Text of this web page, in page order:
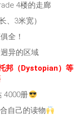
4楼的走廊
、3米宽）
全！
异的区域
邦（Dystopian）等
4000册
自己的读物